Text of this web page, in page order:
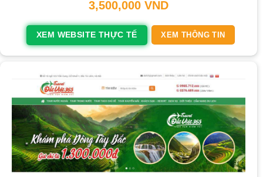
3,500,000 VND
XEM WEBSITE THỰC TẾ XEM THÔNG TIN